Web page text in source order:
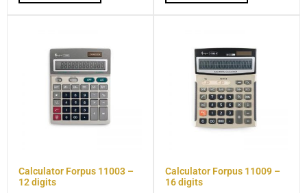
Calculator Forpus 11003 –
12 digits
Calculator Forpus 11009 –
16 digits